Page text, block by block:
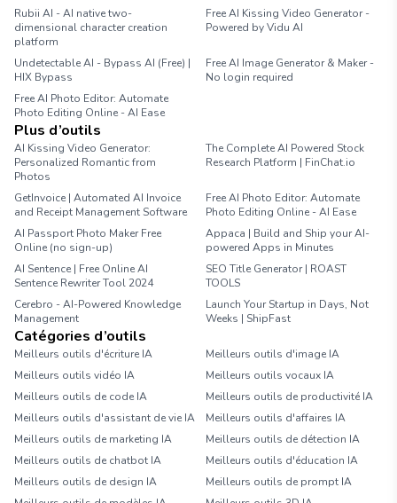
Rubii AI - AI native two-
dimensional character creation
platform
Free AI Kissing Video Generator -
Powered by Vidu AI
Undetectable AI - Bypass AI (Free) |
HIX Bypass
Free AI Image Generator & Maker -
No login required
Free AI Photo Editor: Automate
Photo Editing Online - AI Ease
Plus d’outils
AI Kissing Video Generator:
Personalized Romantic from
Photos
The Complete AI Powered Stock
Research Platform | FinChat.io
GetInvoice | Automated AI Invoice
and Receipt Management Software
Free AI Photo Editor: Automate
Photo Editing Online - AI Ease
AI Passport Photo Maker Free
Online (no sign-up)
Appaca | Build and Ship your AI-
powered Apps in Minutes
AI Sentence | Free Online AI
Sentence Rewriter Tool 2024
SEO Title Generator | ROAST
TOOLS
Cerebro - AI-Powered Knowledge
Management
Launch Your Startup in Days, Not
Weeks | ShipFast
Catégories d’outils
Meilleurs outils d'écriture IA
Meilleurs outils d'image IA
Meilleurs outils vidéo IA
Meilleurs outils vocaux IA
Meilleurs outils de code IA
Meilleurs outils de productivité IA
Meilleurs outils d'assistant de vie IA
Meilleurs outils d'affaires IA
Meilleurs outils de marketing IA
Meilleurs outils de détection IA
Meilleurs outils de chatbot IA
Meilleurs outils d'éducation IA
Meilleurs outils de design IA
Meilleurs outils de prompt IA